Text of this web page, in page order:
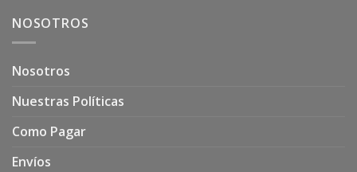
NOSOTROS
Nosotros
Nuestras Políticas
Como Pagar
Envíos